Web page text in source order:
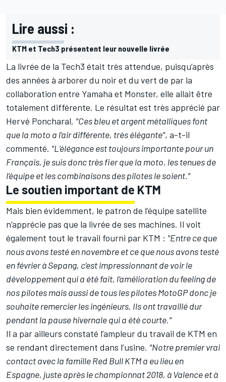
Lire aussi :
KTM et Tech3 présentent leur nouvelle livrée
La livrée de la Tech3 était très attendue, puisqu’après
des années à arborer du noir et du vert de par la
collaboration entre Yamaha et Monster, elle allait être
totalement différente. Le résultat est très apprécié par
Hervé Poncharal. "Ces bleu et argent métalliques font
que la moto a l’air différente, très élégante", a-t-il
commenté. "L’élégance est toujours importante pour un
Français, je suis donc très fier que la moto, les tenues de
l’équipe et les combinaisons des pilotes le soient."
Le soutien important de KTM
Mais bien évidemment, le patron de l’équipe satellite
n’apprécie pas que la livrée de ses machines. Il voit
également tout le travail fourni par KTM : "Entre ce que
nous avons testé en novembre et ce que nous avons testé
en février à Sepang, c’est impressionnant de voir le
développement qui a été fait, l’amélioration du feeling de
nos pilotes mais aussi de tous les pilotes MotoGP donc je
souhaite remercier les ingénieurs. Ils ont travaillé dur
pendant la pause hivernale qui a été courte."
Il a par ailleurs constaté l’ampleur du travail de KTM en
se rendant directement dans l’usine. "Notre premier vrai
contact avec la famille Red Bull KTM a eu lieu en
Espagne, juste après le championnat 2018, à Valence et à